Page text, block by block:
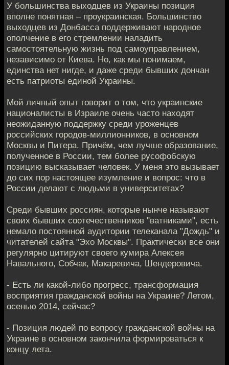
У большинства выходцев из Украины позиция
вполне понятная – проукраинская. Большинство
выходцев из Донбасса поддерживают народное
ополчение в его стремлении наладить
самостоятельную жизнь под самоуправлением,
независимо от Киева. Но, как мы понимаем,
единства нет нигде, и даже среди бывших дончан
есть патриоты единой Украины.
Мой личный опыт говорит о том, что украинские
националисты в Израиле очень часто находят
неожиданную поддержку среди уроженцев
российских городов-миллионников, в основном
Москвы и Питера. Причём, чем лучше образование,
полученное в России, тем более русофобскую
позицию высказывает человек. У меня это вызывает
до сих пор настоящее изумление и вопрос: что в
России делают с людьми в университетах?
Среди бывших россиян, которые нынче называют
своих бывших соотечественников "ватниками", есть
немало постоянной аудитории телеканала "Дождь" и
читателей сайта "Эхо Москвы". Практически все они
регулярно цитируют своего кумира Алексея
Навального, Собчак, Макаревича, Шендеровича.
- Есть ли какой-либо прогресс, трансформация
восприятия гражданской войны на Украине? Летом,
осенью 2014, сейчас?
- Позиция людей по вопросу гражданской войны на
Украине в основном закончила формироваться к
концу лета.